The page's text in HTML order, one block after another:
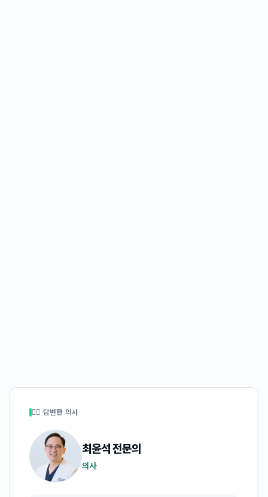
👩‍⚕️ 답변한 의사
최윤석전문의
의사